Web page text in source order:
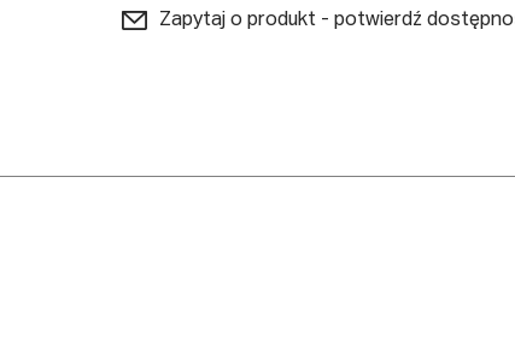
Zapytaj o produkt - potwierdź